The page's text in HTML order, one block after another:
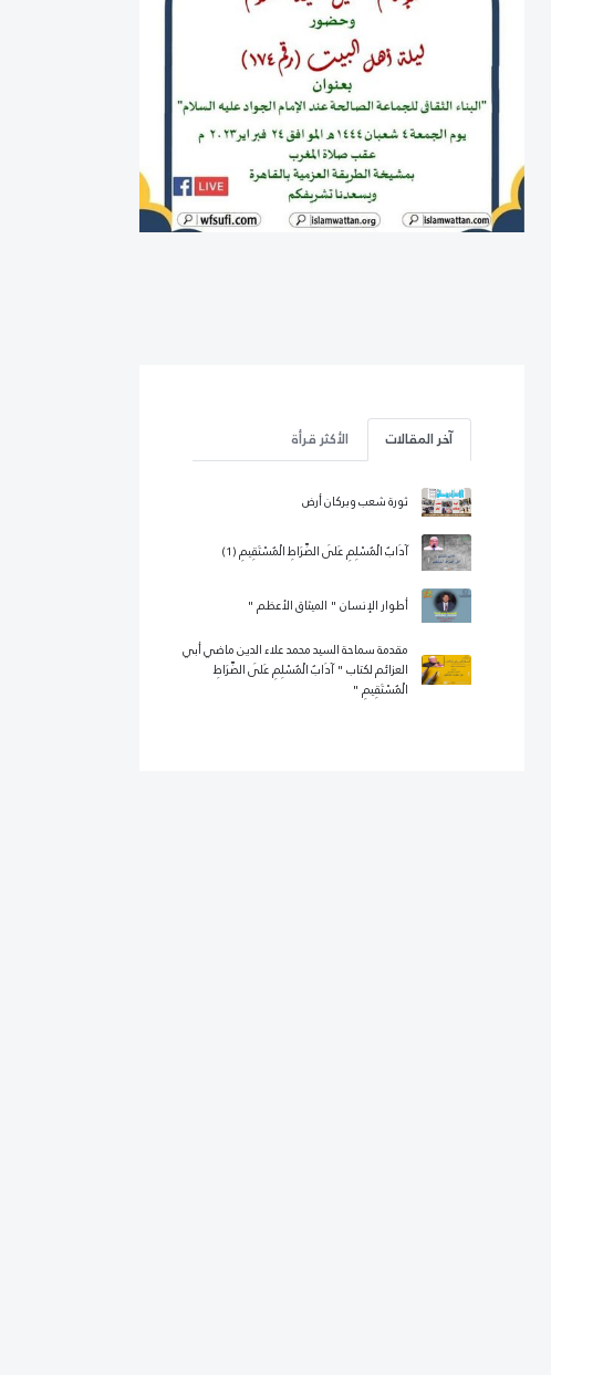
آخر المقالات الأكثر قرأة
ثورة شعب وبركان أرض
آدَابُ الْمُسْلِمِ عَلَى الصِّرَاطِ الْمُسْتَقِيمِ (1)
أطوار الإنسان " الميثاق الأعظم "
مقدمة سماحة السيد محمد علاء الدين ماضي أبي
العزائم لكتاب " آدَابُ الْمُسْلِمِ عَلَى الصِّرَاطِ
الْمُسْتَقِيمِ "